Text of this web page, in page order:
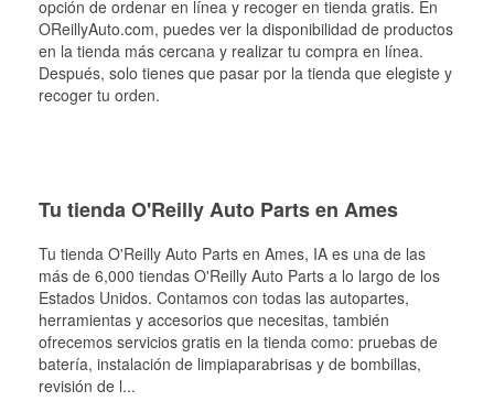
opción de ordenar en línea y recoger en tienda gratis. En
OReillyAuto.com, puedes ver la disponibilidad de productos
en la tienda más cercana y realizar tu compra en línea.
Después, solo tienes que pasar por la tienda que elegiste y
recoger tu orden.
Tu tienda O'Reilly Auto Parts en Ames
Tu tienda O'Reilly Auto Parts en Ames, IA es una de las
más de 6,000 tiendas O'Reilly Auto Parts a lo largo de los
Estados Unidos. Contamos con todas las autopartes,
herramientas y accesorios que necesitas, también
ofrecemos servicios gratis en la tienda como: pruebas de
batería, instalación de limpiaparabrisas y de bombillas,
revisión de l...